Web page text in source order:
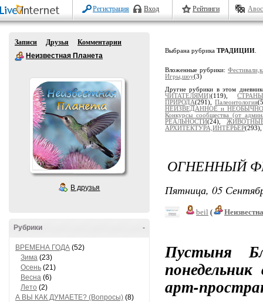
Регистрация Вход Рейтинги
Записи Друзья
Комментарии
Неизвестная Планета
В друзья
-
Рубрики
ВРЕМЕНА ГОДА (52)
Зима (23)
Осень (21)
Весна (6)
Лето (2)
А ВЫ КАК ДУМАЕТЕ? (Вопросы) (8)
Выбрана рубрика ТРАДИЦИИ
Вложенные рубрики:
Игры,шоу(3)
Другие рубрики в этом
ЧИТАТЕЛЯМИ)(119),
ПРИРОДА(291),Палеонтология
НЕИЗВЕДАННОЕ и
Конкурсы сообщества (от
РЕАЛЬНОСТИ(24),
АРХИТЕКТУРА,ИНТЕРЬЕР(293),
ОГНЕННЫЙ
Пятница, 05
beil (
Пустыня
арт-